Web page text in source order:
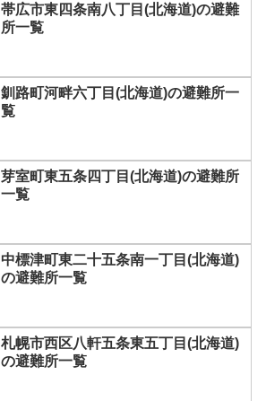
帯広市東四条南八丁目(北海道)の避難
所一覧
釧路町河畔六丁目(北海道)の避難所一
覧
芽室町東五条四丁目(北海道)の避難所
一覧
中標津町東二十五条南一丁目(北海道)
の避難所一覧
札幌市西区八軒五条東五丁目(北海道)
の避難所一覧